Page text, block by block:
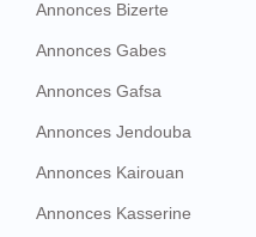
Annonces Bizerte
Annonces Gabes
Annonces Gafsa
Annonces Jendouba
Annonces Kairouan
Annonces Kasserine